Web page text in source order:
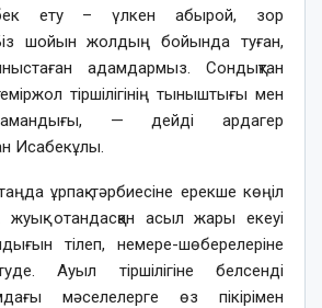
ету – үлкен абырой, зор
шойын жолдың бойында туған,
адамдармыз. Сондықтан
тіршілігінің тыныштығы мен
амандығы, — дейді ардагер
Исабекұлы.
таңда ұрпақ тәрбиесіне ерекше көңіл
отандасқан асыл жары екеуі
тілеп, немере-шөберелеріне
Ауыл тіршілігіне белсенді
мәселелерге өз пікірімен